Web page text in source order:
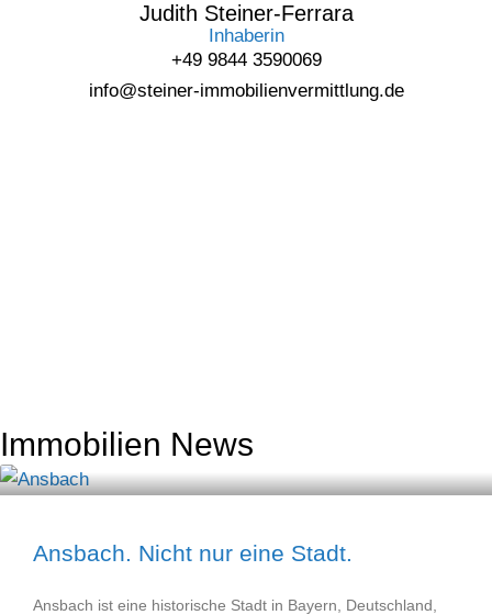
Judith Steiner-Ferrara
Inhaberin
+49 9844 3590069
info@steiner-immobilienvermittlung.de
Immobilien News
Ansbach. Nicht nur eine Stadt.
Ansbach ist eine historische Stadt in Bayern, Deutschland,